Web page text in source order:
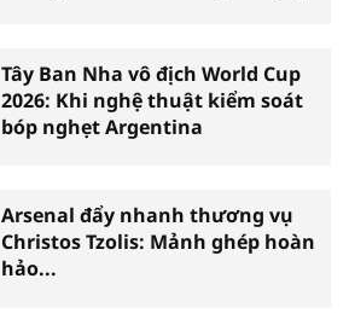
Tây Ban Nha vô địch World Cup
2026: Khi nghệ thuật kiểm soát
bóp nghẹt Argentina
Arsenal đẩy nhanh thương vụ
Christos Tzolis: Mảnh ghép hoàn
hảo...